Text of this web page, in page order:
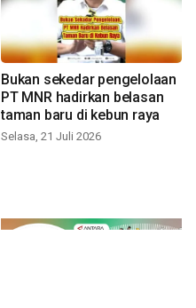
Bukan sekedar pengelolaan
PT MNR hadirkan belasan
taman baru di kebun raya
Selasa, 21 Juli 2026